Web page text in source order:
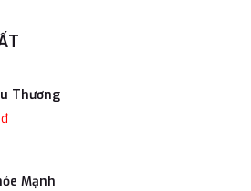
Thương
Mạnh